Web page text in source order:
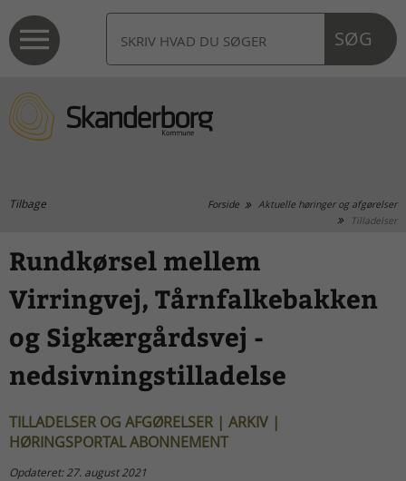
SØG
Tilbage Forside
Aktuelle høringer og afgørelser
Tilladelser
Rundkørsel mellem
Virringvej, Tårnfalkebakken
og Sigkærgårdsvej -
nedsivningstilladelse
TILLADELSER OG AFGØRELSER | ARKIV |
HØRINGSPORTAL ABONNEMENT
Opdateret: 27. august 2021